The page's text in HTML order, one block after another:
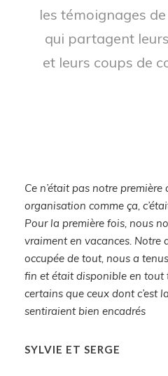
les témoignages
qui partagent
et leurs coups de
Tant au niveau de l’accueil
services proposés, je suis
savoir-faire qui démontre
satisfaction de la clientèle. Je
JOHANNE